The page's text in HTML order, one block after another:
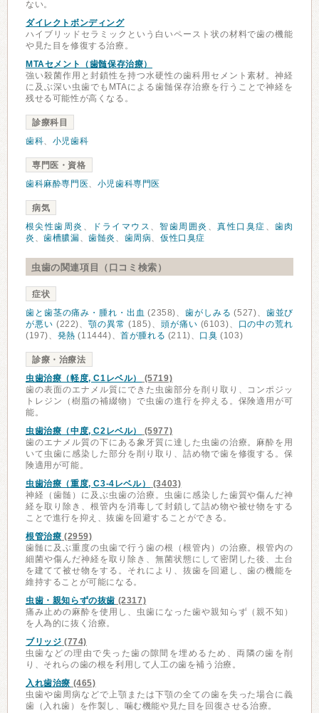
ない。
ダイレクトボンディング
ハイブリッドセラミックという白いペースト状の材料で歯の機能
や見た目を修復する治療。
MTAセメント（歯髄保存治療）
強い殺菌作用と封鎖性を持つ水硬性の歯科用セメント素材。神経
に及ぶ深い虫歯でもMTAによる歯髄保存治療を行うことで神経を
残せる可能性が高くなる。
診療科目
歯科、 小児歯科
専門医・資格
歯科麻酔専門医、 小児歯科専門医
病気
根尖性歯周炎 、 ドライマウス 、智歯周囲炎 、真性口臭症 、 歯肉
炎 、歯槽膿漏、歯髄炎 、 歯周病、仮性口臭症
虫歯の関連項目（口コミ検索）
症状
歯と歯茎の痛み・腫れ・出血 (2358)、歯がしみる (527)、 歯並び
が悪い (222)、顎の異常 (185)、 頭が痛い (6103)、
口の中の荒れ
(197)、 発熱 (11444)、首が腫れる (211)、 口臭 (103)
診療・治療法
虫歯治療（軽度, C1レベル）
(5719)
歯の表面のエナメル質にできた虫歯部分を削り取り、コンポジッ
トレジン（樹脂の補綴物）で虫歯の進行を抑える。保険適用が可
能。
虫歯治療（中度, C2レベル）
(5977)
歯のエナメル質の下にある象牙質に達した虫歯の治療。麻酔を用
いて虫歯に感染した部分を削り取り、詰め物で歯を修復する。保
険適用が可能。
虫歯治療（重度, C3-4レベル）
(3403)
神経（歯髄）に及ぶ虫歯の治療。虫歯に感染した歯質や傷んだ神
経を取り除き、根管内を消毒して封鎖して詰め物や被せ物をする
ことで進行を抑え、抜歯を回避することができる。
根管治療 (2959)
歯髄に及ぶ重度の虫歯で行う歯の根（根管内）の治療。根管内の
細菌や傷んだ神経を取り除き、無菌状態にして密閉した後、土台
を建てて被せ物をする。それにより、抜歯を回避し、歯の機能を
維持することが可能になる。
虫歯・親知らずの抜歯 (2317)
痛み止めの麻酔を使用し、虫歯になった歯や親知らず（親不知）
を人為的に抜く治療。
ブリッジ (774)
虫歯などの理由で失った歯の隙間を埋めるため、両隣の歯を削
り、それらの歯の根を利用して人工の歯を補う治療。
入れ歯治療 (465)
虫歯や歯周病などで上顎または下顎の全ての歯を失った場合に義
歯（入れ歯）を作製し、噛む機能や見た目を回復させる治療。